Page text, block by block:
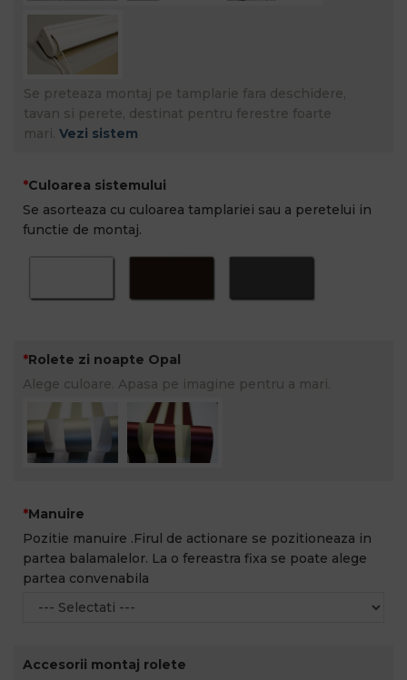
Se preteaza montaj pe tamplarie fara deschidere,
tavan si perete, destinat pentru ferestre foarte
mari. Vezi sistem
Culoarea sistemului
Se asorteaza cu culoarea tamplariei sau a peretelui in
functie de montaj.
Rolete zi noapte Opal
Alege culoare. Apasa pe imagine pentru a mari.
Manuire
Pozitie manuire .Firul de actionare se pozitioneaza in
partea balamalelor. La o fereastra fixa se poate alege
partea convenabila
Accesorii montaj rolete